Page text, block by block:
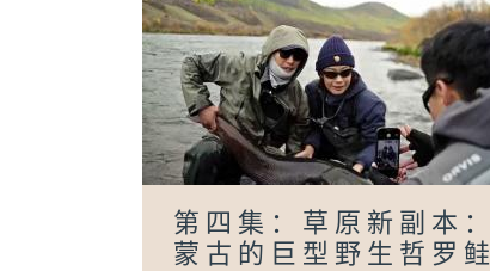
第四集：草原新副本：
蒙古的巨型野生哲罗鲑